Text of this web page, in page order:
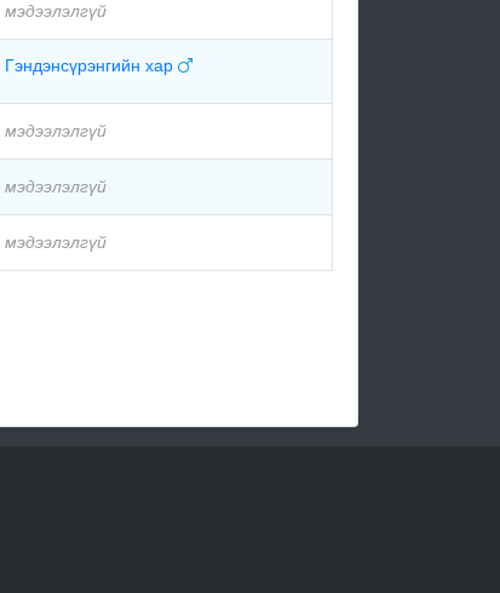
мэдээлэлгүй
Гэндэнсүрэнгийн хар
мэдээлэлгүй
мэдээлэлгүй
мэдээлэлгүй